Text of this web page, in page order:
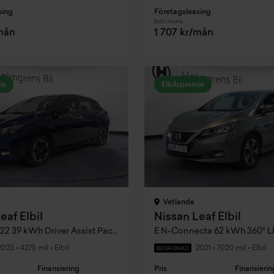
Företagsleasing
Exkl. moms
1 707 kr/mån
Elbil
Acenta My22 39 kWh Driver Assist Pack 6,6 kW
• 4275 mil • Elbil
Finansiering
Elbilspremie
Vetlanda
Nissan Leaf Elbil
E N-Connecta 62 kWh 360°
BEGAGNAD 2021 • 7020 mil • Elbil
Pris